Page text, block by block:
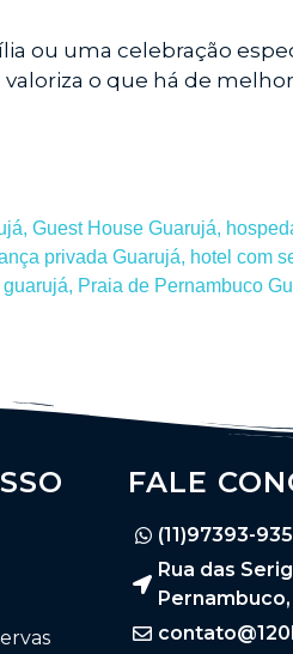
ou uma celebração
o que há de
, Guest House Guarujá,
privada Guarujá, hotel com
, Praia de Pernambuco
FALE
(11)97393-
Rua das